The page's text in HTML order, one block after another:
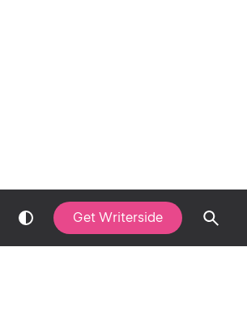
Get Writerside